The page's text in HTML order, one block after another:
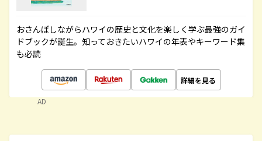
おさんぽしながらハワイの歴史と文化を楽しく学ぶ最強のガイ
ドブックが誕生。知っておきたいハワイの年表やキーワード集
も必読
詳細を見る
AD